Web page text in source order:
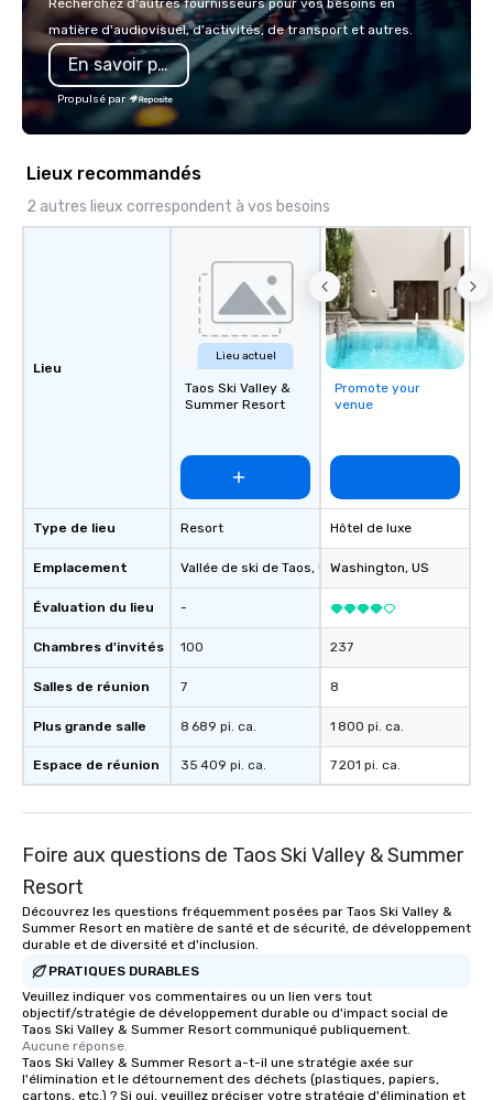
seamless from start to finish. We are
also a certified WOSB.
Recherchez d'autres fournisseurs pour vos besoins en
matière d'audiovisuel, d'activités, de transport et autres.
En savoir plus
Propulsé par
Lieux recommandés
2 autres lieux correspondent à vos besoins
Lieu
Type de lieu
Emplacement
Évaluation du lieu
Chambres d'invités
Salles de réunion
Plus grande salle
Espace de réunion
Lieu actuel
Taos Ski Valley &
Summer Resort
Resort
Vallée de ski de Taos, US
-
100
7
8 689 pi. ca.
35 409 pi. ca.
Promote your
venue
Hôtel de luxe
Washington, US
237
8
1 800 pi. ca.
7 201 pi. ca.
Foire aux questions de Taos Ski Valley & Summer
Resort
Découvrez les questions fréquemment posées par Taos Ski Valley &
Summer Resort en matière de santé et de sécurité, de développement
durable et de diversité et d'inclusion.
PRATIQUES DURABLES
Veuillez indiquer vos commentaires ou un lien vers tout
objectif/stratégie de développement durable ou d'impact social de
Taos Ski Valley & Summer Resort communiqué publiquement.
Aucune réponse.
Taos Ski Valley & Summer Resort a-t-il une stratégie axée sur
l'élimination et le détournement des déchets (plastiques, papiers,
cartons, etc.) ? Si oui, veuillez préciser votre stratégie d'élimination et